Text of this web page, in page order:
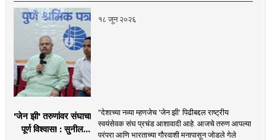
१८ जून २०२६
'जेन झी' तरुणांवर संघाचा
पूर्ण विश्वास! : सुनील
"देशाच्या नव्या म्हणजेच 'जेन झी' पिढीबद्दल राष्ट्रीय
स्वयंसेवक संघ प्रचंड आशावादी आहे. आजचे तरुण आपल्या
परंपरा आणि भारताच्या गौरवाशी मनापासून जोडले गेले